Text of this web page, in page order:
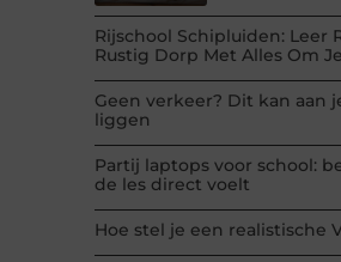
Rijschool Schipluiden: Leer
Rustig Dorp Met Alles Om
Geen verkeer? Dit kan aan
liggen
Partij laptops voor school:
de les direct voelt
Hoe stel je een realistische